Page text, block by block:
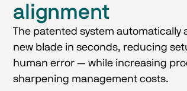
alignment
The patented system automatically
new blade in seconds, reducing
human error — while increasing
sharpening management costs.